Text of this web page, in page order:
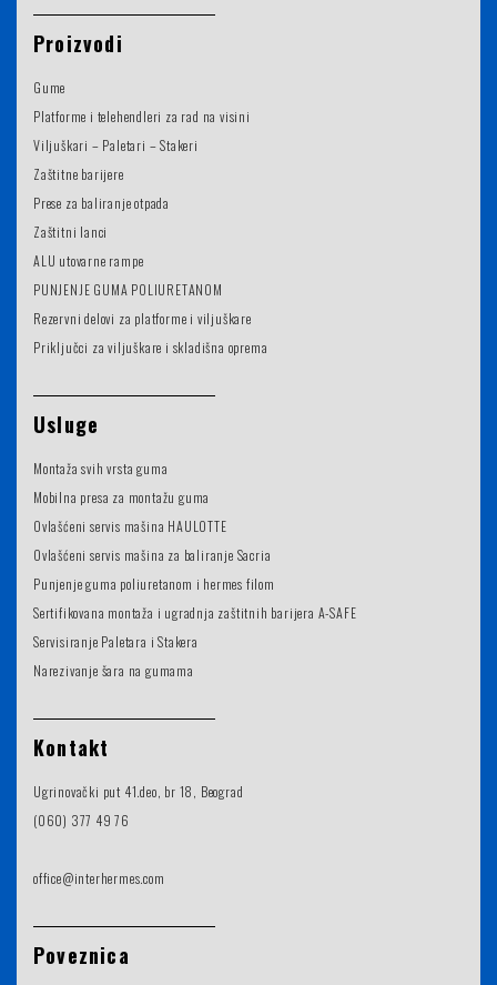
Proizvodi
Gume
Platforme i telehendleri za rad na visini
Viljuškari – Paletari – Stakeri
Zaštitne barijere
Prese za baliranje otpada
Zaštitni lanci
ALU utovarne rampe
PUNJENJE GUMA POLIURETANOM
Rezervni delovi za platforme i viljuškare
Priključci za viljuškare i skladišna oprema
Usluge
Montaža svih vrsta guma
Mobilna presa za montažu guma
Ovlašćeni servis mašina HAULOTTE
Ovlašćeni servis mašina za baliranje Sacria
Punjenje guma poliuretanom i hermes filom
Sertifikovana montaža i ugradnja zaštitnih barijera A-SAFE
Servisiranje Paletara i Stakera
Narezivanje šara na gumama
Kontakt
Ugrinovački put 41.deo, br 18, Beograd
(060) 377 49 76
office@interhermes.com
Poveznica